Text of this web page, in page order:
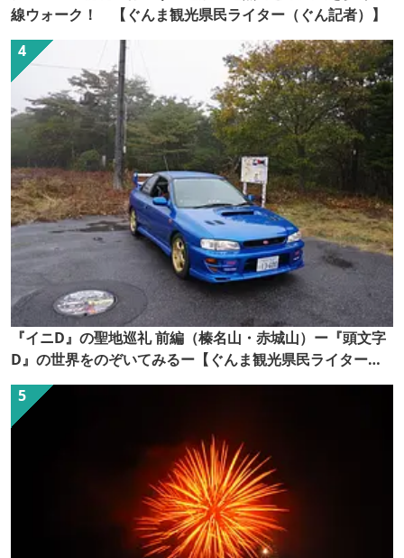
線ウォーク！ 【ぐんま観光県民ライター（ぐん記者）】
『イニD』の聖地巡礼 前編（榛名山・赤城山）ー『頭文字
D』の世界をのぞいてみるー【ぐんま観光県民ライター
（ぐん記者）】